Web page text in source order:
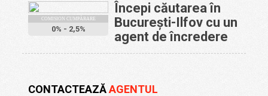
COMISION CUMPĂRARE
0% - 2,5%
Începi căutarea în
București-Ilfov cu un
agent de încredere
CONTACTEAZĂAGENTUL